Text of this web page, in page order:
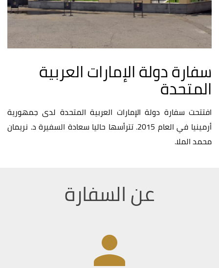
سفارة دولة الإمارات العربية
المتحدة
افتتحت سفارة دولة الإمارات العربية المتحدة لدى جمهورية
أرمينيا في العام 2015. تترأسها حاليا سعادة السفيرة د. نريمان
محمد الملا.
عن السفارة